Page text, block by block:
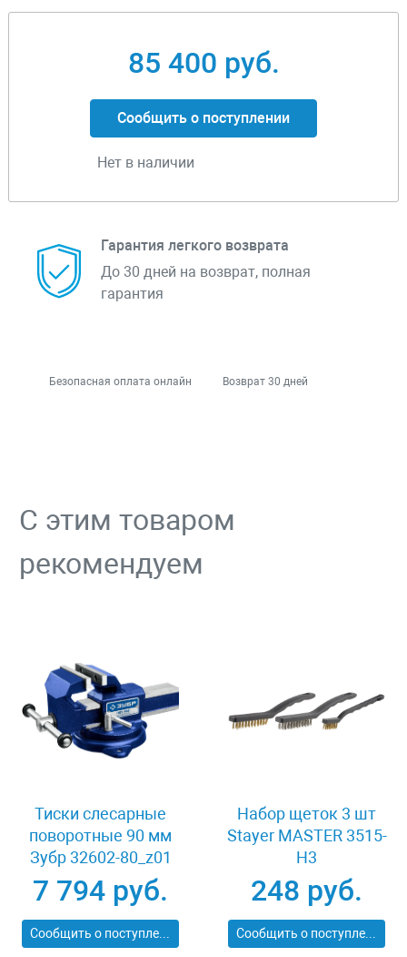
85 400 руб.
Сообщить о поступлении
Нет в наличии
Гарантия легкого возврата
До 30 дней на возврат, полная
гарантия
Безопасная оплата онлайн Возврат 30 дней
С этим товаром
рекомендуем
Тиски слесарные
поворотные 90 мм
Зубр 32602-80_z01
7 794 руб.
Сообщить о поступлении
Набор щеток 3 шт
Stayer MASTER 3515-
H3
248 руб.
Сообщить о поступлении